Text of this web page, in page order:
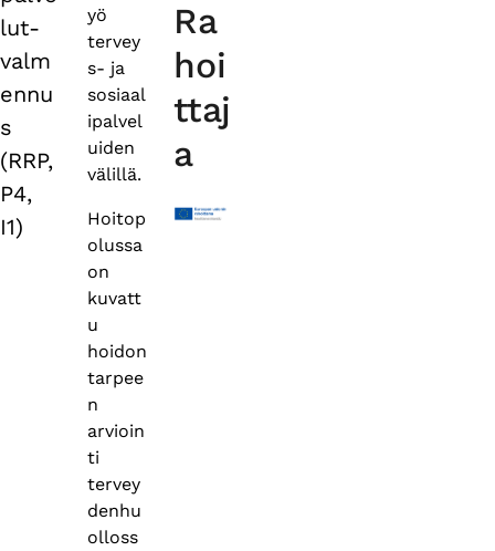
lut-
valm
ennu
s
(RRP,
P4,
I1)
yö
tervey
s- ja
sosiaal
ipalvel
uiden
välillä.
Hoitop
olussa
on
kuvatt
u
hoidon
tarpee
n
arvioin
ti
tervey
denhu
olloss
Ra
hoi
ttaj
a